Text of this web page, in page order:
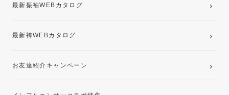
最新振袖WEBカタログ
最新袴WEBカタログ
お友達紹介キャンペーン